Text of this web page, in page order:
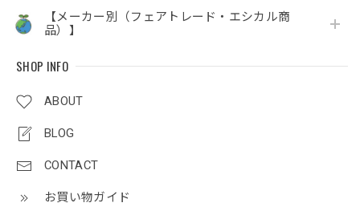
【メーカー別（フェアトレード・エシカル商
品）】
SHOP INFO
ABOUT
BLOG
CONTACT
お買い物ガイド